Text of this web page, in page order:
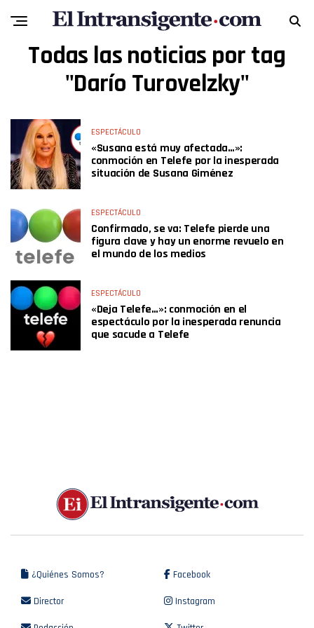
Todas las noticias por tag
"Darío Turovelzky"
ESPECTÁCULO
«Susana está muy afectada…»:
conmoción en Telefe por la inesperada
situación de Susana Giménez
ESPECTÁCULO
Confirmado, se va: Telefe pierde una
figura clave y hay un enorme revuelo en
el mundo de los medios
ESPECTÁCULO
«Deja Telefe…»: conmoción en el
espectáculo por la inesperada renuncia
que sacude a Telefe
¿Quiénes Somos?
Director
Facebook
Instagram